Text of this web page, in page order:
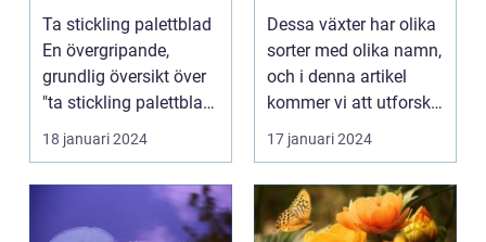
denna populära
växt
Ta stickling palettblad
En övergripande,
grundlig översikt över
"ta stickling palettblad"
...
18 januari 2024
färgglada blad och
dekorativa
utseende
Dessa växter har olika
sorter med olika namn,
och i denna artikel
kommer vi att utforska
olika palet...
17 januari 2024